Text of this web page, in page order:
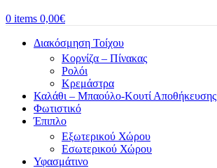
0 items 0,00€
Διακόσμηση Τοίχου
Κορνίζα – Πίνακας
Ρολόι
Κρεμάστρα
Καλάθι – Μπαούλο-Κουτί Αποθήκευσης
Φωτιστικό
Έπιπλο
Εξωτερικού Χώρου
Εσωτερικού Χώρου
Υφασμάτινο